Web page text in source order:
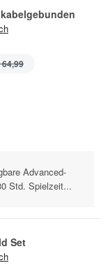
64,99
Advanced-
Std. Spielzeit...
Set